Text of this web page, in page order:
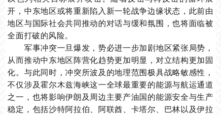
开，中东地区或将重新陷入新一轮战争边缘状态，此前由
地区与国际社会共同推动的对话与缓和氛围，也将面临被
全面打破的风险。
军事冲突一旦爆发，势必进一步加剧地区紧张局势，
从而推动中东地区阵营化趋势更加明显，对立结构更加固
化。与此同时，冲突所波及的地理范围极具战略敏感性，
不仅涉及霍尔木兹海峡这一全球最重要的能源与航运通道
之一，也将影响伊朗及周边主要产油国的能源安全与生产
稳定，包括沙特阿拉伯、阿联酋、卡塔尔、巴林以及伊拉